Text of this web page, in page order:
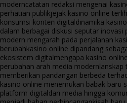
moderncatatan redaksi mengenai
perhatian publikjejak kasino online
konsumsi konten digitaldinamika
dalam berbagai diskusi seputar inovasi
modern mengarah pada perjalanan
berubahkasino online dipandang
ekosistem digitalmengapa kasino
perubahan arah media modernlanskap
memberikan pandangan berbeda
kasino online menemukan babak baru
platform digitaldari media hingga